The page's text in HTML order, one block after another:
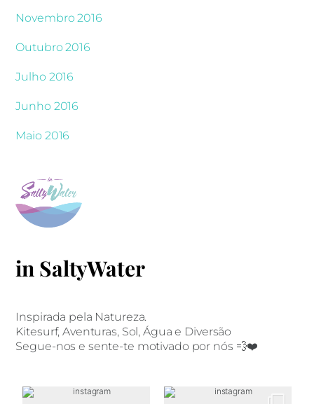
Novembro 2016
Outubro 2016
Julho 2016
Junho 2016
Maio 2016
in SaltyWater
Inspirada pela Natureza.
Kitesurf, Aventuras, Sol, Água e Diversão
Segue-nos e sente-te motivado por nós 💨❤️